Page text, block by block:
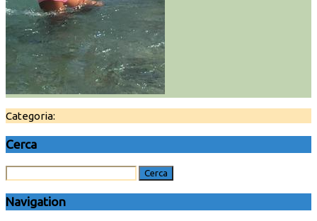
Categoria:
Cerca
Navigation